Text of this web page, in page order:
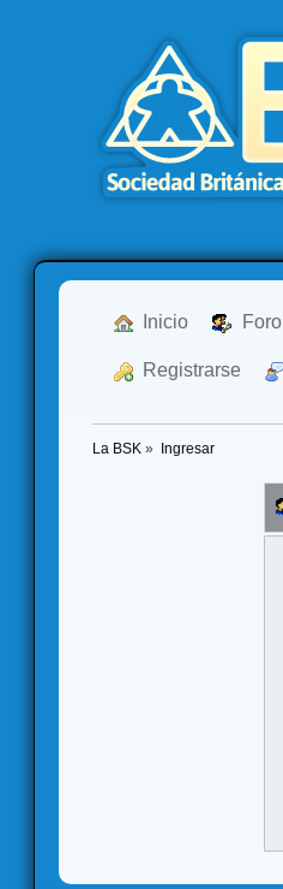
Inicio Foro
Registrarse
La BSK » Ingresar